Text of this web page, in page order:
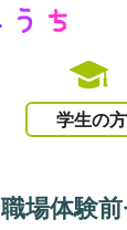
学生の方
職場体験